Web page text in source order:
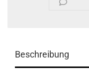
Beschreibung